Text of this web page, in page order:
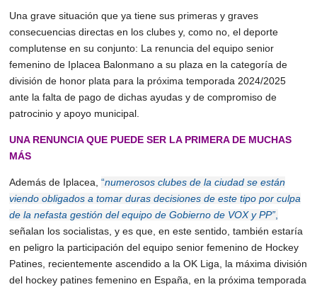
Una grave situación que ya tiene sus primeras y graves
consecuencias directas en los clubes y, como no, el deporte
complutense en su conjunto: La renuncia del equipo senior
femenino de Iplacea Balonmano a su plaza en la categoría de
división de honor plata para la próxima temporada 2024/2025
ante la falta de pago de dichas ayudas y de compromiso de
patrocinio y apoyo municipal.
UNA RENUNCIA QUE PUEDE SER LA PRIMERA DE MUCHAS
MÁS
Además de Iplacea,“numerosos clubes de la ciudad se están
viendo obligados a tomar duras decisiones de este tipo por culpa
de la nefasta gestión del equipo de Gobierno de VOX y PP”
señalan los socialistas, y es que, en este sentido, también estaría
en peligro la participación del equipo senior femenino de Hockey
Patines, recientemente ascendido a la OK Liga, la máxima división
del hockey patines femenino en España, en la próxima temporada